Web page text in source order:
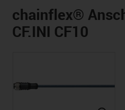
chainflex®
CF.INI CF10